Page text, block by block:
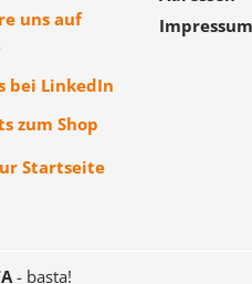
uns auf
bei LinkedIn
zum Shop
Startseite
Impressum
- basta!